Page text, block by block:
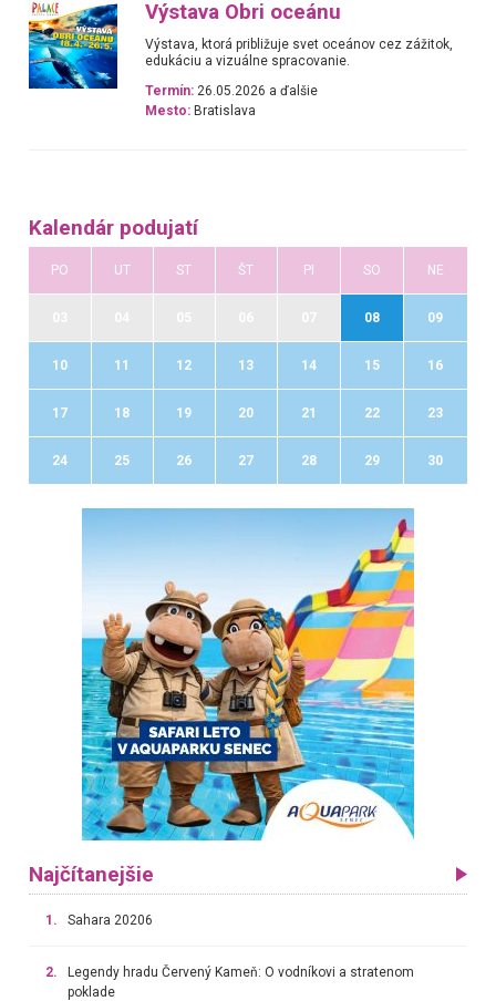
Výstava Obri oceánu
Výstava, ktorá približuje svet oceánov cez zážitok,
edukáciu a vizuálne spracovanie.
Termín: 26.05.2026 a ďalšie
Mesto: Bratislava
Kalendár podujatí
PO UT ST ŠT PI SO NE
08 09
10 11 12 13 14 15 16
17 18 19 20 21 22 23
24 25 26 27 28 29 30
Najčítanejšie
1. Sahara 20206
2.
Legendy hradu Červený Kameň: O vodníkovi a stratenom
poklade